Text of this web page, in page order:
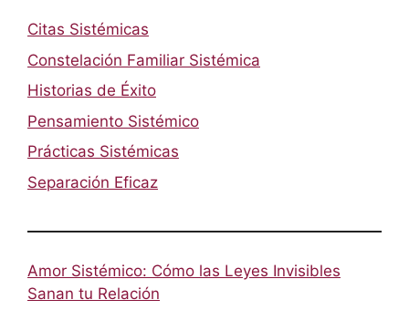
Citas Sistémicas
Constelación Familiar Sistémica
Historias de Éxito
Pensamiento Sistémico
Prácticas Sistémicas
Separación Eficaz
Amor Sistémico: Cómo las Leyes Invisibles
Sanan tu Relación